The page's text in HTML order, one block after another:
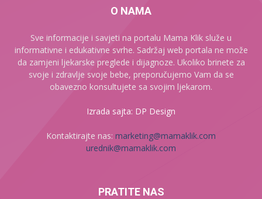
O NAMA
Sve informacije i savjeti na portalu Mama Klik služe u
informativne i edukativne svrhe. Sadržaj web portala ne može
da zamjeni ljekarske preglede i dijagnoze. Ukoliko brinete za
svoje i zdravlje svoje bebe, preporučujemo Vam da se
obavezno konsultujete sa svojim ljekarom.
Izrada sajta: DP Design
Kontaktirajte nas: marketing@mamaklik.com
urednik@mamaklik.com
PRATITE NAS